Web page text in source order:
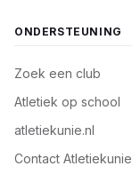
ONDERSTEUNING
Zoek een club
Atletiek op school
atletiekunie.nl
Contact Atletiekunie